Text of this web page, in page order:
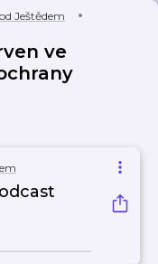
Ještědem
ve